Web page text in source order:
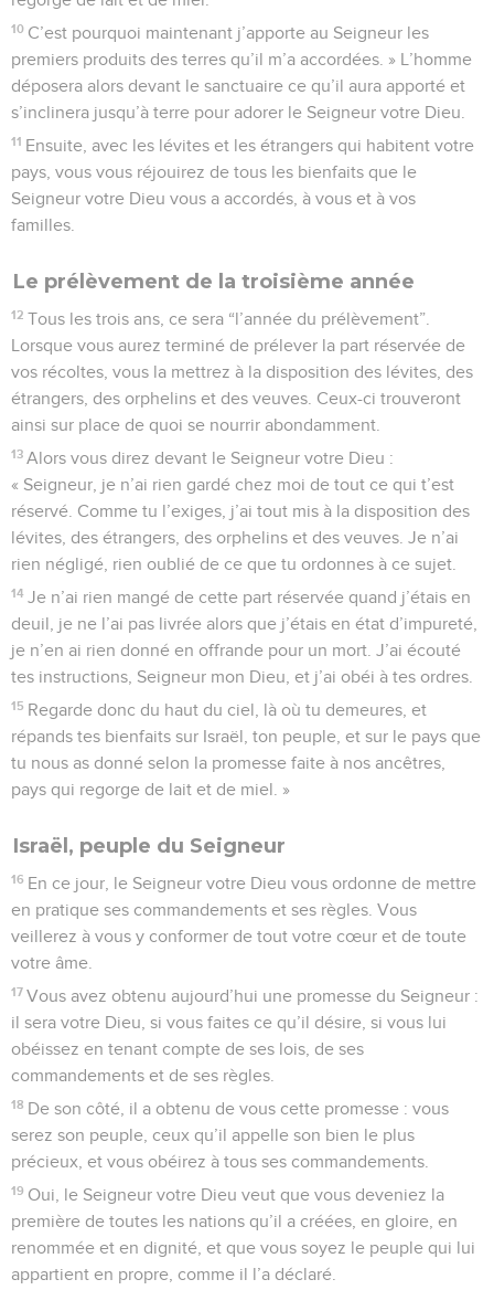
10 C’est pourquoi maintenant j’apporte au Seigneur les
premiers produits des terres qu’il m’a accordées. » L’homme
déposera alors devant le sanctuaire ce qu’il aura apporté et
s’inclinera jusqu’à terre pour adorer le Seigneur votre Dieu.
11 Ensuite, avec les lévites et les étrangers qui habitent votre
pays, vous vous réjouirez de tous les bienfaits que le
Seigneur votre Dieu vous a accordés, à vous et à vos
familles.
Le prélèvement de la troisième année
12 Tous les trois ans, ce sera “l’année du prélèvement”.
Lorsque vous aurez terminé de prélever la part réservée de
vos récoltes, vous la mettrez à la disposition des lévites, des
étrangers, des orphelins et des veuves. Ceux-ci trouveront
ainsi sur place de quoi se nourrir abondamment.
13 Alors vous direz devant le Seigneur votre Dieu :
« Seigneur, je n’ai rien gardé chez moi de tout ce qui t’est
réservé. Comme tu l’exiges, j’ai tout mis à la disposition des
lévites, des étrangers, des orphelins et des veuves. Je n’ai
rien négligé, rien oublié de ce que tu ordonnes à ce sujet.
14 Je n’ai rien mangé de cette part réservée quand j’étais en
deuil, je ne l’ai pas livrée alors que j’étais en état d’impureté,
je n’en ai rien donné en offrande pour un mort. J’ai écouté
tes instructions, Seigneur mon Dieu, et j’ai obéi à tes ordres.
15 Regarde donc du haut du ciel, là où tu demeures, et
répands tes bienfaits sur Israël, ton peuple, et sur le pays que
tu nous as donné selon la promesse faite à nos ancêtres,
pays qui regorge de lait et de miel. »
Israël, peuple du Seigneur
16 En ce jour, le Seigneur votre Dieu vous ordonne de mettre
en pratique ses commandements et ses règles. Vous
veillerez à vous y conformer de tout votre cœur et de toute
votre âme.
17 Vous avez obtenu aujourd’hui une promesse du Seigneur :
il sera votre Dieu, si vous faites ce qu’il désire, si vous lui
obéissez en tenant compte de ses lois, de ses
commandements et de ses règles.
18 De son côté, il a obtenu de vous cette promesse : vous
serez son peuple, ceux qu’il appelle son bien le plus
précieux, et vous obéirez à tous ses commandements.
19 Oui, le Seigneur votre Dieu veut que vous deveniez la
première de toutes les nations qu’il a créées, en gloire, en
renommée et en dignité, et que vous soyez le peuple qui lui
appartient en propre, comme il l’a déclaré.